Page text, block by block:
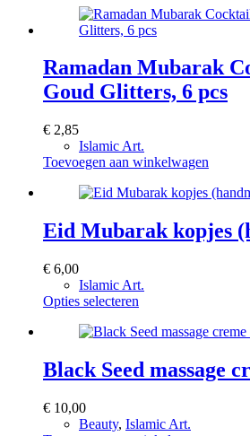
Ramadan Mubarak
Goud Glitters, 6 pcs
€ 2,85
Islamic Art.
Toevoegen aan winkelwagen
Eid Mubarak kopjes
€ 6,00
Islamic Art.
Opties selecteren
heeft
variaties.
Deze
gekozen
Black Seed massage
€ 10,00
Beauty, Islamic Art.